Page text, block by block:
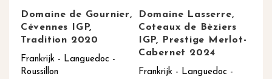
Domaine de Gournier,
Cévennes IGP,
Tradition 2020
Frankrijk - Languedoc -
Roussillon
Domaine Lasserre,
Coteaux de Bèziers
IGP, Prestige Merlot-
Cabernet 2024
Frankrijk - Languedoc -